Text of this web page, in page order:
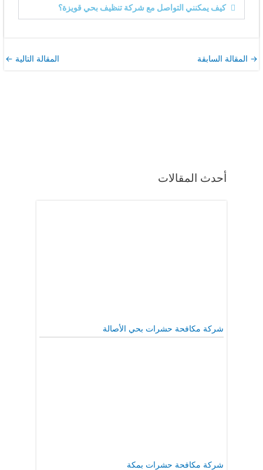
أحدث المقالات
شركة مكافحة حشرات بحي الأصالة
شركة مكافحة حشرات بمكة
كيف يمكنني التواصل مع شركة تنظيف بحي قويزة؟
→ المقالة السابقة المقالة التالية ←